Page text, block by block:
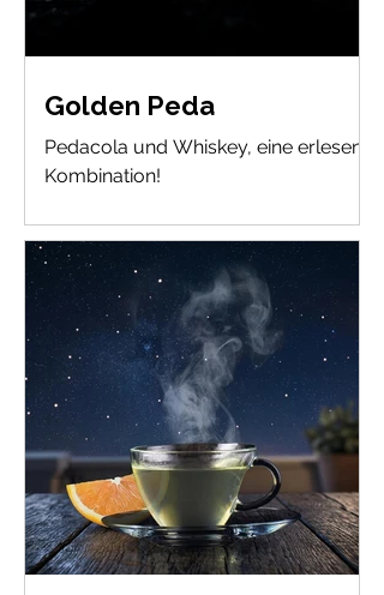
Golden Peda
Pedacola und Whiskey, eine erlesene
Kombination!